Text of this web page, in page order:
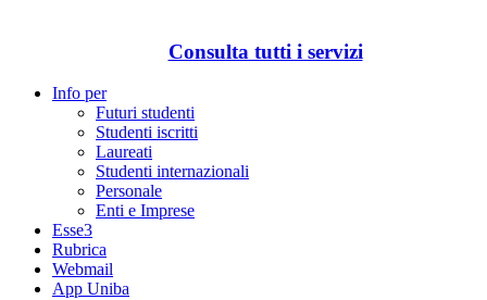
Consulta tutti i servizi
Info per
Futuri studenti
Studenti iscritti
Laureati
Studenti internazionali
Personale
Enti e Imprese
Esse3
Rubrica
Webmail
App Uniba